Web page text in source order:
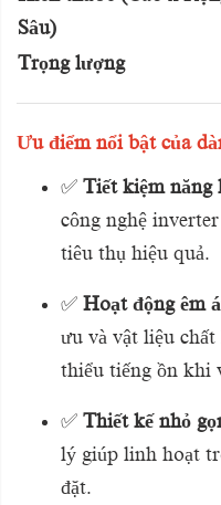
Sâu)
Trọng lượng
Ưu điểm nổi bật của
✅ Tiết kiệm năng
công nghệ
tiêu thụ hiệu quả.
✅ Hoạt động êm
ưu và vật liệu
thiểu tiếng ồn khi
✅ Thiết kế nhỏ
lý giúp linh hoạt
đặt.